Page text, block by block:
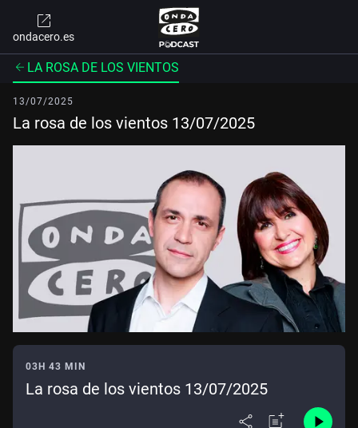
ondacero.es
LA ROSA DE LOS VIENTOS
13/07/2025
La rosa de los vientos 13/07/2025
03H 43 MIN
La rosa de los vientos 13/07/2025